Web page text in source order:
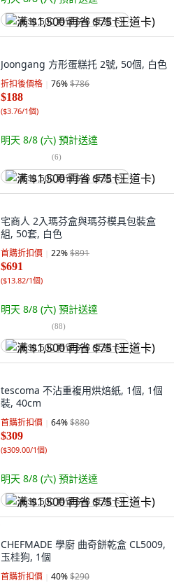
满 $1,500 再省 $75 (王道卡)
Joongang 方形蛋糕托 2號, 50個, 白色
折扣後價格 76%$786
$188
($3.76/1個)
明天 8/8 (六) 預計送達
(6)
满 $1,500 再省 $75 (王道卡)
宅商人 2入瑪芬盒與瑪芬模具包裝盒
組, 50套, 白色
首購折扣價 22%$891
$691
($13.82/1個)
明天 8/8 (六) 預計送達
(88)
满 $1,500 再省 $75 (王道卡)
tescoma 不沾重複用烘焙紙, 1個, 1個
裝, 40cm
首購折扣價 64%$880
$309
($309.00/1個)
明天 8/8 (六) 預計送達
满 $1,500 再省 $75 (王道卡)
CHEFMADE 學廚 曲奇餅乾盒 CL5009,
玉桂狗, 1個
首購折扣價 40%$290